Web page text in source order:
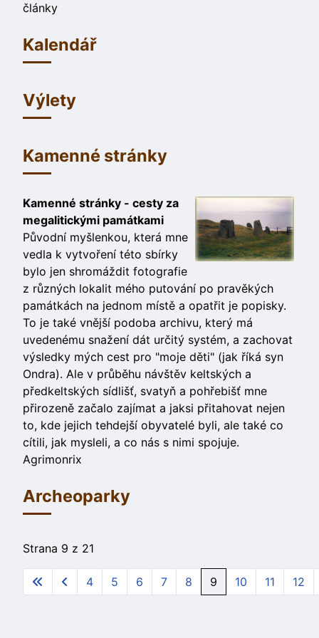
články
Kalendář
Výlety
Kamenné stránky
Kamenné stránky - cesty za
megalitickými památkami
Původní myšlenkou, která mne
vedla k vytvoření této sbírky
bylo jen shromáždit fotografie
z různých lokalit mého putování po pravěkých
památkách na jednom místě a opatřit je popisky.
To je také vnější podoba archivu, který má
uvedenému snažení dát určitý systém, a zachovat
výsledky mých cest pro "moje děti" (jak říká syn
Ondra). Ale v průběhu návštěv keltských a
předkeltských sídlišť, svatyň a pohřebišť mne
přirozeně začalo zajímat a jaksi přitahovat nejen
to, kde jejich tehdejší obyvatelé byli, ale také co
cítili, jak mysleli, a co nás s nimi spojuje.
Agrimonrix
Archeoparky
Strana 9 z 21
4 5 6 7 8 9 10 11 12